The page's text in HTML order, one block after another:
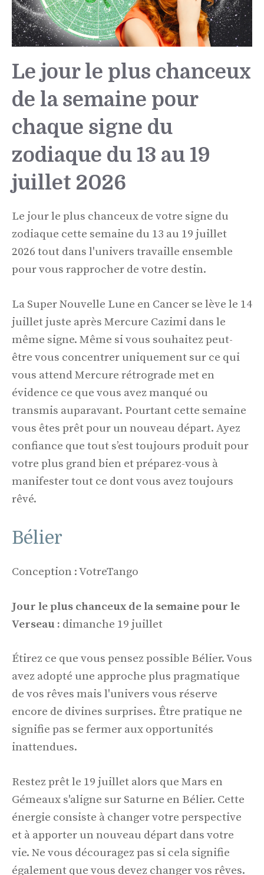
Le jour le plus chanceux
de la semaine pour
chaque signe du
zodiaque du 13 au 19
juillet 2026
Le jour le plus chanceux de votre signe du
zodiaque cette semaine du 13 au 19 juillet
2026 tout dans l'univers travaille ensemble
pour vous rapprocher de votre destin.
La Super Nouvelle Lune en Cancer se lève le 14
juillet juste après Mercure Cazimi dans le
même signe. Même si vous souhaitez peut-
être vous concentrer uniquement sur ce qui
vous attend Mercure rétrograde met en
évidence ce que vous avez manqué ou
transmis auparavant. Pourtant cette semaine
vous êtes prêt pour un nouveau départ. Ayez
confiance que tout s’est toujours produit pour
votre plus grand bien et préparez-vous à
manifester tout ce dont vous avez toujours
rêvé.
Bélier
Conception : VotreTango
Jour le plus chanceux de la semaine pour le
Verseau : dimanche 19 juillet
Étirez ce que vous pensez possible Bélier. Vous
avez adopté une approche plus pragmatique
de vos rêves mais l'univers vous réserve
encore de divines surprises. Être pratique ne
signifie pas se fermer aux opportunités
inattendues.
Restez prêt le 19 juillet alors que Mars en
Gémeaux s'aligne sur Saturne en Bélier. Cette
énergie consiste à changer votre perspective
et à apporter un nouveau départ dans votre
vie. Ne vous découragez pas si cela signifie
également que vous devez changer vos rêves.